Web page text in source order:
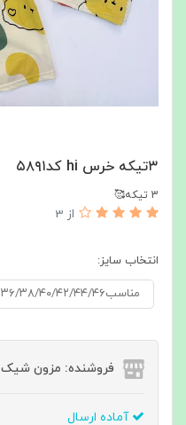
۳تیکه خرس hi کد۵۸۹۱
3 تیکه🥰
از 3
انتخاب سایز:
مناسب۳۶/۳۸/۴۰/۴۲/۴۴/۴۶
فروشنده: مزون شیک
آماده ارسال